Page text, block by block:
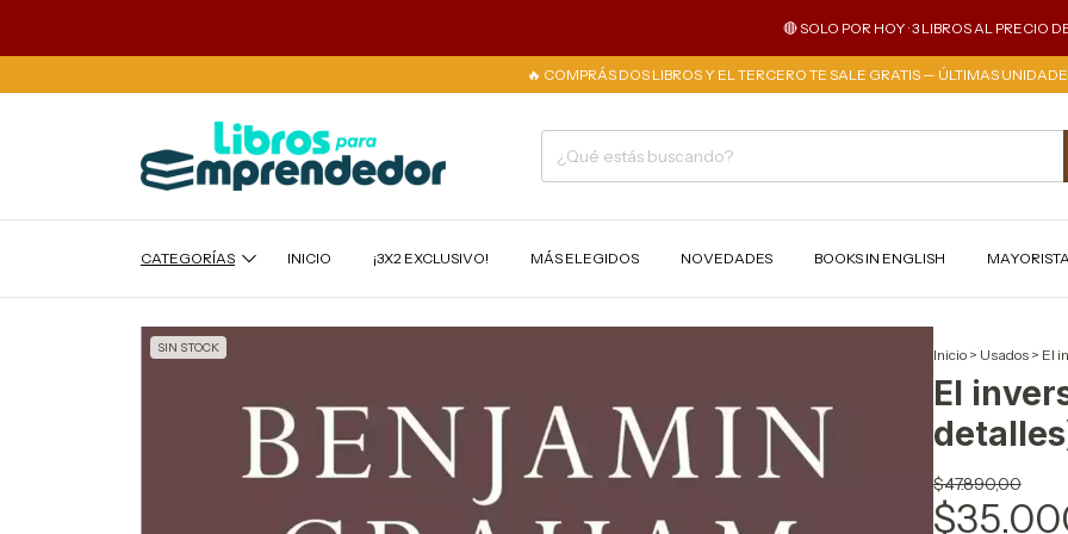
🔴 SOLO POR HOY · 3 LIBROS AL PRECIO DE 2
🔥 COMPRÁS DOS LIBROS Y EL TERCERO TE SALE GRATIS — ÚLTIMAS
CATEGORÍAS INICIO ¡3X2 EXCLUSIVO! MÁS ELEGIDOS NOVEDADES BOOKS IN ENGLISH
SIN STOCK Inicio > Usados > El
El
$47.890,00